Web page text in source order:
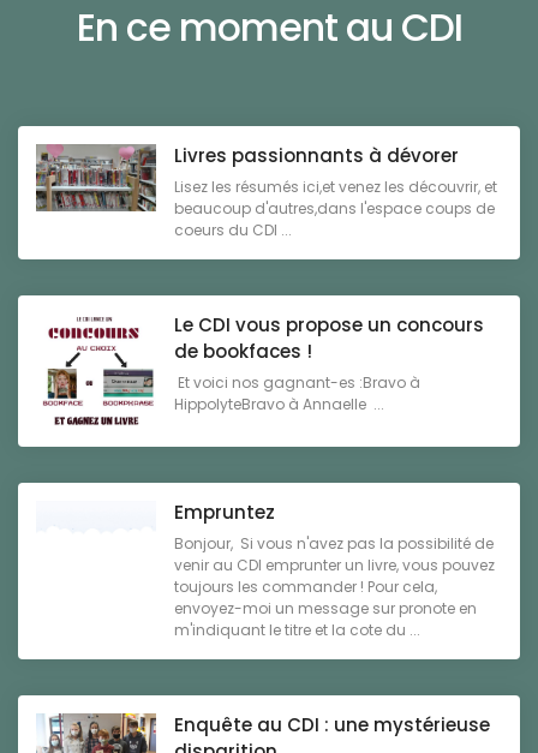
En ce moment au CDI
Livres passionnants à dévorer
Lisez les résumés ici,et venez les découvrir, et
beaucoup d'autres,dans l'espace coups de
coeurs du CDI ...
Le CDI vous propose un concours
de bookfaces !
Et voici nos gagnant-es :Bravo à
HippolyteBravo à Annaelle ...
Empruntez
Bonjour, Si vous n'avez pas la possibilité de
venir au CDI emprunter un livre, vous pouvez
toujours les commander ! Pour cela,
envoyez-moi un message sur pronote en
m'indiquant le titre et la cote du ...
Enquête au CDI : une mystérieuse